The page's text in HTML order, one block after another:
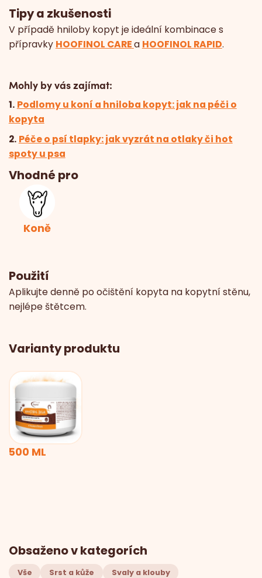
Tipy a zkušenosti
V případě hniloby kopyt je ideální kombinace s
přípravky HOOFINOL CAREa HOOFINOL RAPID.
Mohly by vás zajímat:
1. Podlomy u koní a hniloba kopyt: jak na péči o
kopyta
2. Péče o psí tlapky: jak vyzrát na otlaky či hot
spoty u psa
Vhodné pro
Koně
Použití
Aplikujte denně po očištění kopyta na kopytní stěnu,
nejlépe štětcem.
Varianty produktu
500 ML
Obsaženo v kategorích
Vše Srst a kůže Svaly a klouby